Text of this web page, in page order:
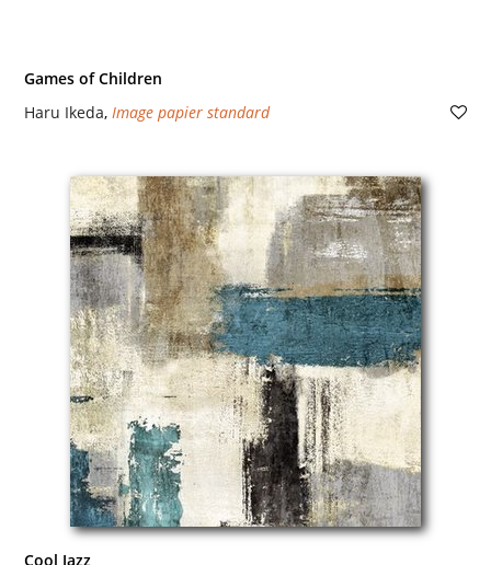
Games of Children
Haru Ikeda, Image papier standard
Cool Jazz